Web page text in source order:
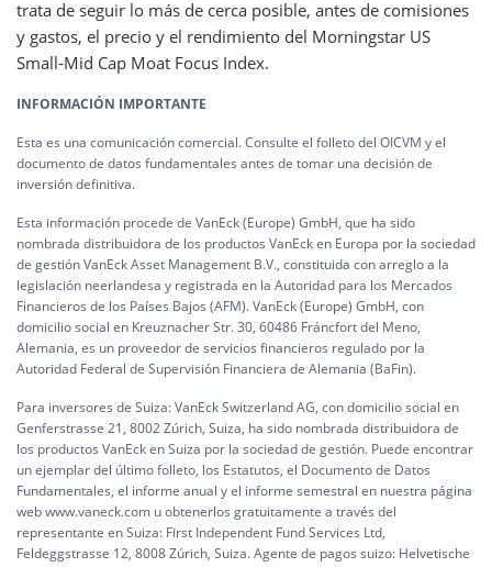
trata de seguir lo más de cerca posible, antes de comisiones
y gastos, el precio y el rendimiento del Morningstar US
Small-Mid Cap Moat Focus Index.
INFORMACIÓN IMPORTANTE
Esta es una comunicación comercial. Consulte el folleto del OICVM y el
documento de datos fundamentales antes de tomar una decisión de
inversión definitiva.
Esta información procede de VanEck (Europe) GmbH, que ha sido
nombrada distribuidora de los productos VanEck en Europa por la sociedad
de gestión VanEck Asset Management B.V., constituida con arreglo a la
legislación neerlandesa y registrada en la Autoridad para los Mercados
Financieros de los Países Bajos (AFM). VanEck (Europe) GmbH, con
domicilio social en Kreuznacher Str. 30, 60486 Fráncfort del Meno,
Alemania, es un proveedor de servicios financieros regulado por la
Autoridad Federal de Supervisión Financiera de Alemania (BaFin).
Para inversores de Suiza: VanEck Switzerland AG, con domicilio social en
Genferstrasse 21, 8002 Zúrich, Suiza, ha sido nombrada distribuidora de
los productos VanEck en Suiza por la sociedad de gestión. Puede encontrar
un ejemplar del último folleto, los Estatutos, el Documento de Datos
Fundamentales, el informe anual y el informe semestral en nuestra página
web www.vaneck.com u obtenerlos gratuitamente a través del
representante en Suiza: First Independent Fund Services Ltd,
Feldeggstrasse 12, 8008 Zúrich, Suiza. Agente de pagos suizo: Helvetische